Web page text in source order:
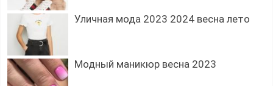
Уличная мода 2023 2024 весна лето
Модный маникюр весна 2023